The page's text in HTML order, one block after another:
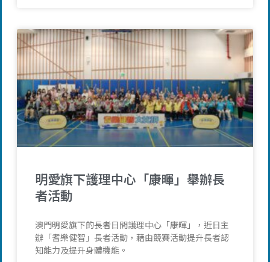
明愛旗下護理中心「康暉」舉辦長
者活動
澳門明愛旗下的長者日間護理中心「康暉」，近日主
辦「耆樂健智」長者活動，藉由競賽活動提升長者認
知能力及提升身體機能。